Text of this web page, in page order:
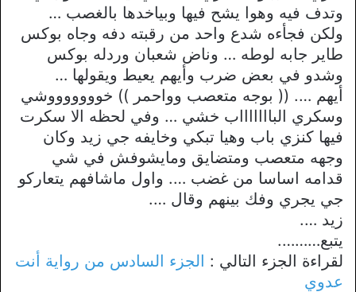
وتدف فيه وهوا يشح فيها وبياخدها بالغصب …
ولكن فجأءه شدع واحد من رقبته دفه وجاه بوكس
طاير جابه لوطه … وناض شعبان وردله بوكس
وشدو في بعض ضرب وأيهم يعيط ويقولها …
أيهم …. (( بوجه متعصب وواحمر )) خوووووووشي
وسكري الباااااااب خشي … وفي لحظه الا سكرت
فيها كنزي باب وهيا تبكي وخايفه جي زيد وكان
وجهه متعصب ومتضايق ومايشوفش في شي
قدامه اساسا من غضب …. واول ماشافهم يتعاركو
جي يجري وفك بينهم وقال ….
زيد ….
يتبع……….
لقراءة الجزء التالي : الجزء السادس من رواية أنت
عدوي